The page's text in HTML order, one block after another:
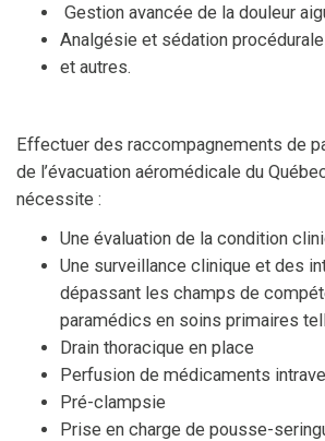
Gestion avancée de la douleur
Analgésie et sédation procédurale
et autres.
Effectuer des raccompagnements de
de l’évacuation aéromédicale du
nécessite :
Une évaluation de la condition
Une surveillance clinique et des
dépassant les champs de
paramédics en soins primaires
Drain thoracique en place
Perfusion de médicaments
Pré-clampsie
Prise en charge de pousse-